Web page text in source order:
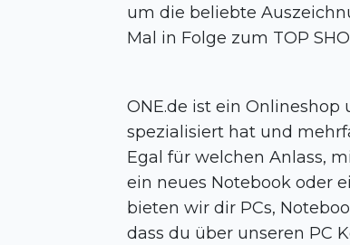
um die beliebte
Mal in Folge zum TOP
ONE.de ist ein
spezialisiert hat und
Egal für welchen Anlass,
ein neues Notebook oder
bieten wir dir PCs,
dass du über unseren PC